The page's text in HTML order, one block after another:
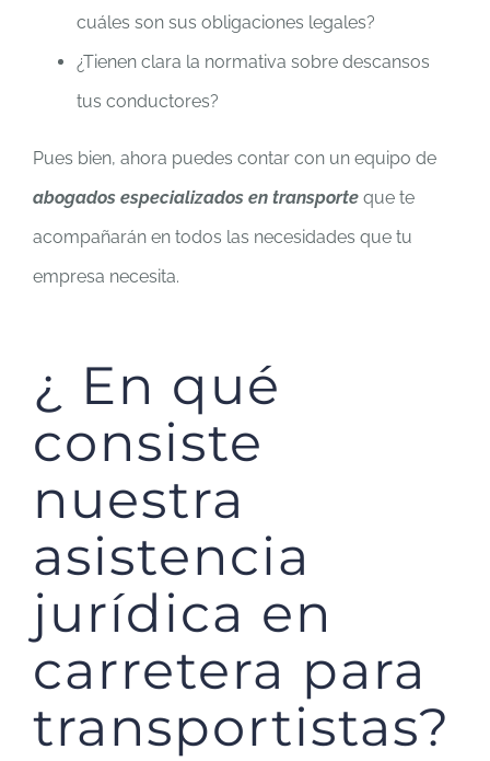
cuáles son sus obligaciones legales?
¿Tienen clara la normativa sobre descansos
tus conductores?
Pues bien, ahora puedes contar con un equipo de
abogados especializados en transporte que te
acompañarán en todos las necesidades que tu
empresa necesita.
¿ En qué
consiste
nuestra
asistencia
jurídica en
carretera para
transportistas?